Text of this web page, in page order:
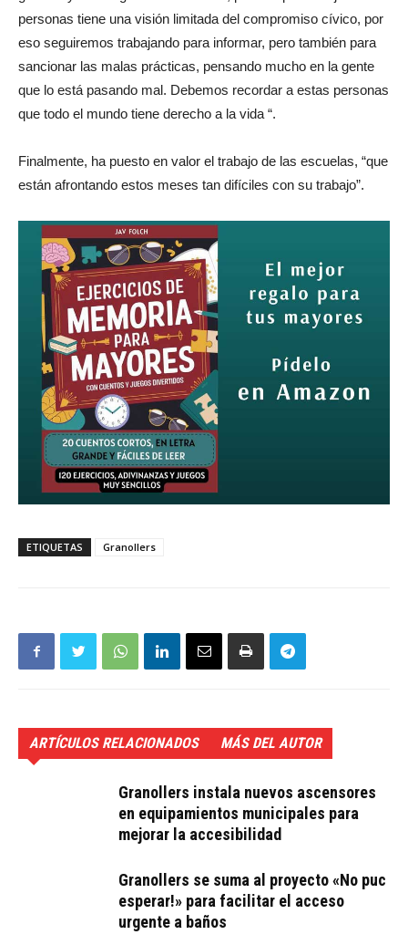
personas tiene una visión limitada del compromiso cívico, por
eso seguiremos trabajando para informar, pero también para
sancionar las malas prácticas, pensando mucho en la gente
que lo está pasando mal. Debemos recordar a estas personas
que todo el mundo tiene derecho a la vida “.
Finalmente, ha puesto en valor el trabajo de las escuelas, “que
están afrontando estos meses tan difíciles con su trabajo”.
ETIQUETAS Granollers
ARTÍCULOS RELACIONADOS MÁS DEL AUTOR
Granollers instala nuevos ascensores
en equipamientos municipales para
mejorar la accesibilidad
Granollers se suma al proyecto «No puc
esperar!» para facilitar el acceso
urgente a baños